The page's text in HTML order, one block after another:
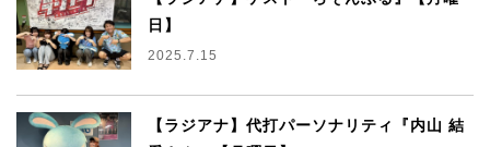
日】
2025.7.15
【ラジアナ】代打パーソナリティ『内山 結